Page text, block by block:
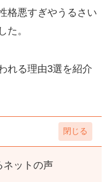
格悪すぎやうるさい
た。
れる理由3選を紹介
ネットの声